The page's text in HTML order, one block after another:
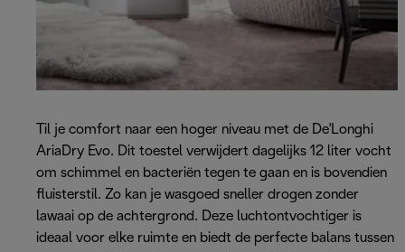
Til je comfort naar een hoger niveau met de De'Longhi
AriaDry Evo. Dit toestel verwijdert dagelijks 12 liter vocht
om schimmel en bacteriën tegen te gaan en is bovendien
fluisterstil. Zo kan je wasgoed sneller drogen zonder
lawaai op de achtergrond. Deze luchtontvochtiger is
ideaal voor elke ruimte en biedt de perfecte balans tussen